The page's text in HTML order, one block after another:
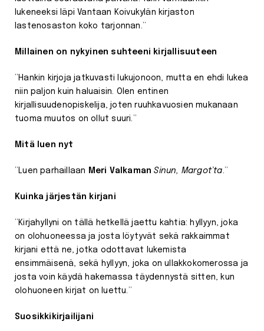
lukeneeksi läpi Vantaan Koivukylän kirjaston
lastenosaston koko tarjonnan.”
Millainen on nykyinen suhteeni kirjallisuuteen
”Hankin kirjoja jatkuvasti lukujonoon, mutta en ehdi lukea
niin paljon kuin haluaisin. Olen entinen
kirjallisuudenopiskelija, joten ruuhkavuosien mukanaan
tuoma muutos on ollut suuri.”
Mitä luen nyt
”Luen parhaillaan Meri Valkaman Sinun, Margot’ta .”
Kuinka järjestän kirjani
”Kirjahyllyni on tällä hetkellä jaettu kahtia: hyllyyn, joka
on olohuoneessa ja josta löytyvät sekä rakkaimmat
kirjani että ne, jotka odottavat lukemista
ensimmäisenä, sekä hyllyyn, joka on ullakkokomerossa ja
josta voin käydä hakemassa täydennystä sitten, kun
olohuoneen kirjat on luettu.”
Suosikkikirjailijani